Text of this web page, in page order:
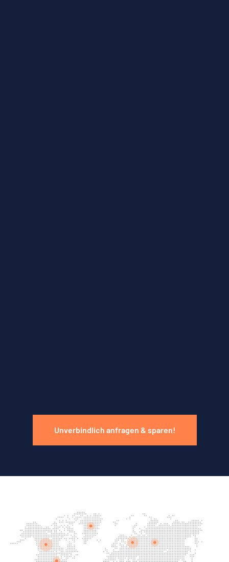
Unverbindlich anfragen & sparen!